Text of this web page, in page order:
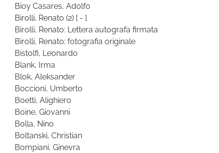
Bioy Casares, Adolfo
Birolli, Renato (2) [ - ]
Birolli, Renato: Lettera autografa firmata
Birolli, Renato: fotografia originale
Bistolfi, Leonardo
Blank, Irma
Blok, Aleksander
Boccioni, Umberto
Boetti, Alighiero
Boine, Giovanni
Bolla, Nino
Boltanski, Christian
Bompiani, Ginevra